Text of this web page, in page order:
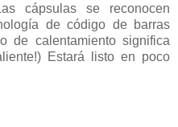
cápsulas se reconocen
de código de barras
de calentamiento significa
Estará listo en poco